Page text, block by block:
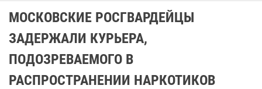
МОСКОВСКИЕ РОСГВАРДЕЙЦЫ
ЗАДЕРЖАЛИ КУРЬЕРА,
ПОДОЗРЕВАЕМОГО В
РАСПРОСТРАНЕНИИ НАРКОТИКОВ